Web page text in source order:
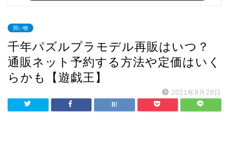
買い物
千年パズルプラモデル再販はいつ？
通販ネット予約する方法や定価はいく
らかも【遊戯王】
2021年8月28日